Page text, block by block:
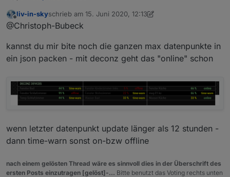
Also für Offline nehme ich
state[state.id=maxcube.*.*.*.error]
state[state.id=maxcube.*.*.*.link_err
or]
für Problem
state[state.id=maxcube.*.*.*.working]
Offline
liv-in-skyschrieb am 15. Juni 2020, 12:13
zuletzt editiert von liv-in-sky
@Christoph-Bubeck
kannst du mir bite noch die ganzen max datenpunkte in
ein json packen - mit deconz geht das "online" schon
wenn letzter datenpunkt update länger als 12 stunden -
dann time-warn sonst on-bzw offline
nach einem gelösten Thread wäre es sinnvoll dies in der Überschrift des
ersten Posts einzutragen [gelöst]-... Bitte benutzt das Voting rechts unten